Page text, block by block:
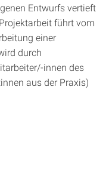
Entwurfs vertieft
führt vom
einer
durch
innen des
aus der Praxis)